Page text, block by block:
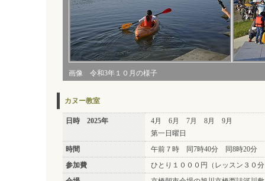
画像 令和3年１０月の様子
カヌー教室
日時 2025年
4月 6月 7月 8月 9月
第一日曜日
時間
午前７時 同7時40分 同8時20分
参加費
ひとり１０００円（レッスン３０